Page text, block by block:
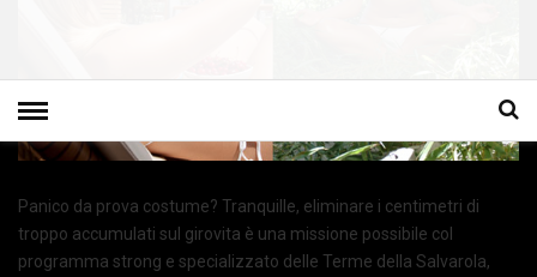
Panico da prova costume? Tranquille, eliminare i centimetri di
troppo accumulati sul girovita è una missione possibile col
programma strong e specializzato delle Terme della Salvarola,